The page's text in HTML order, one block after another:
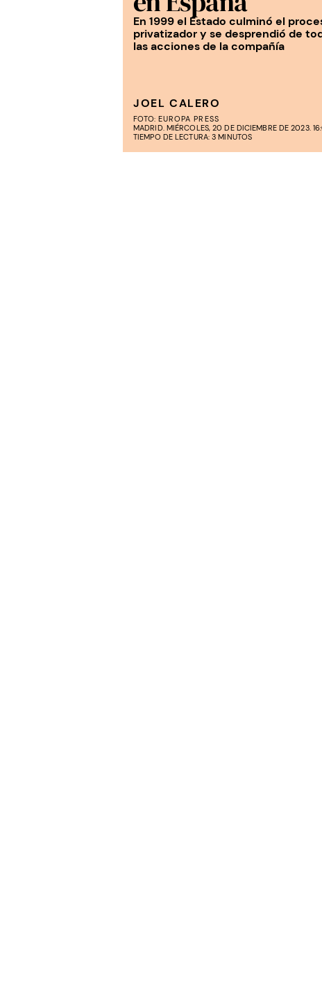
En 1999 el Estado culminó el
privatizador y se desprendió de
las acciones de la compañía
JOEL CALERO
FOTO: EUROPA PRESS
MADRID. MIÉRCOLES, 20 DE DICIEMBRE DE 2023.
TIEMPO DE LECTURA: 3 MINUTOS